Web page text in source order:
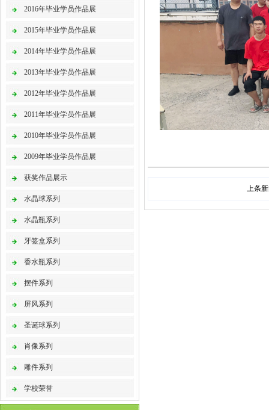
2016年毕业学员作品展
2015年毕业学员作品展
2014年毕业学员作品展
2013年毕业学员作品展
2012年毕业学员作品展
2011年毕业学员作品展
2010年毕业学员作品展
2009年毕业学员作品展
获奖作品展示
水晶球系列
水晶瓶系列
牙签盒系列
香水瓶系列
摆件系列
屏风系列
圣诞球系列
肖像系列
雕件系列
学校荣誉
上条